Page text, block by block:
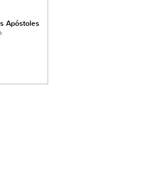
Apóstoles